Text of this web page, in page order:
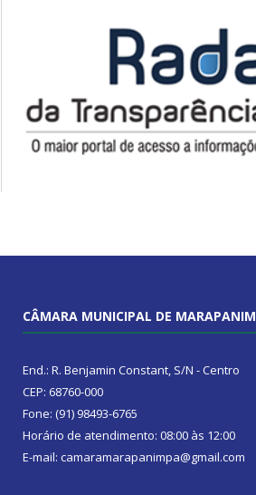
CÂMARA MUNICIPAL DE MARAPANIM
End.: R. Benjamin Constant, S/N - Centro
CEP: 68760-000
Fone: (91) 98493-6765
Horário de atendimento: 08:00 às 12:00
E-mail: camaramarapanimpa@gmail.com